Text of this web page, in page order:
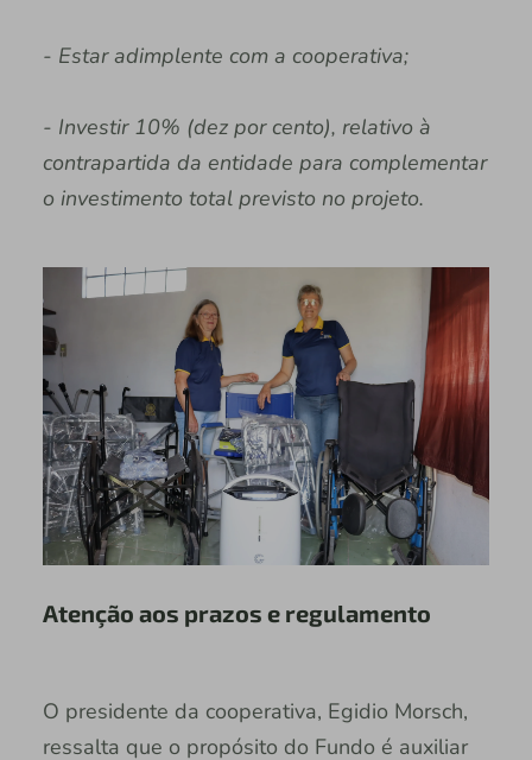
- Estar adimplente com a cooperativa;
- Investir 10% (dez por cento), relativo à
contrapartida da entidade para complementar
o investimento total previsto no projeto.
Atenção aos prazos e regulamento
O presidente da cooperativa, Egidio Morsch,
ressalta que o propósito do Fundo é auxiliar